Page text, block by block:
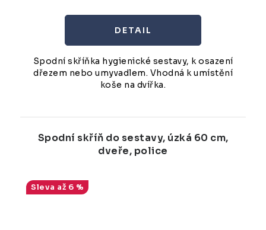
Spodní skříňka hygienické sestavy, k osazení
dřezem nebo umyvadlem. Vhodná k umístění
koše na dvířka.
Spodní skříň do sestavy, úzká 60 cm,
dveře, police
až 6 %